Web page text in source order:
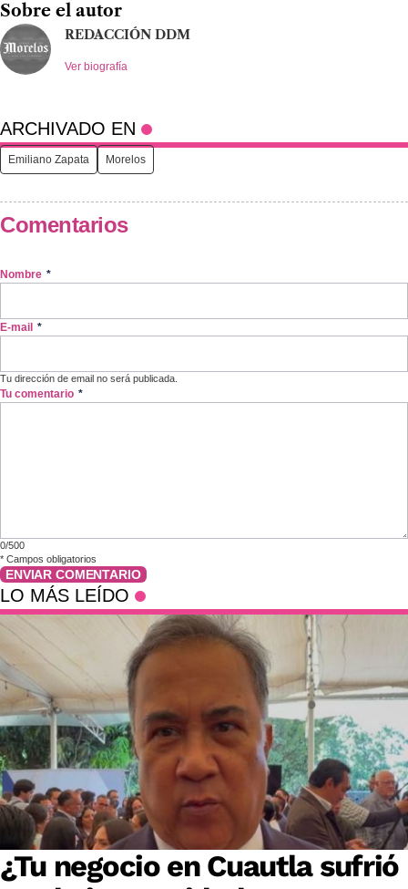
Sobre el autor
REDACCIÓN DDM
Ver biografía
ARCHIVADO EN
Emiliano Zapata Morelos
Comentarios
Nombre *
E-mail *
Tu dirección de email no será publicada.
Tu comentario *
0/500
* Campos obligatorios
ENVIAR COMENTARIO
LO MÁS LEÍDO
¿Tu negocio en Cuautla sufrió